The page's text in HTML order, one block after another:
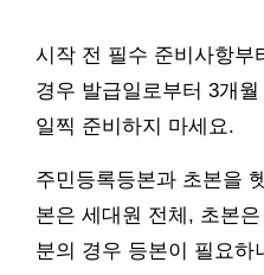
시작 전 필수 준비사항부
경우 발급일로부터 3개
일찍 준비하지 마세요.
주민등록등본과 초본을
본은 세대원 전체, 초본
분의 경우 등본이 필요하